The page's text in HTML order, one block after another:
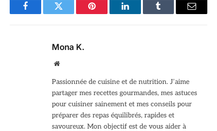
FacebookTwitter Pinterest LinkedInTumblr Email
Mona K.
Site
Passionnée de cuisine et de nutrition. J’aime
partager mes recettes gourmandes, mes astuces
pour cuisiner sainement et mes conseils pour
préparer des repas équilibrés, rapides et
savoureux. Mon objectif est de vous aider à